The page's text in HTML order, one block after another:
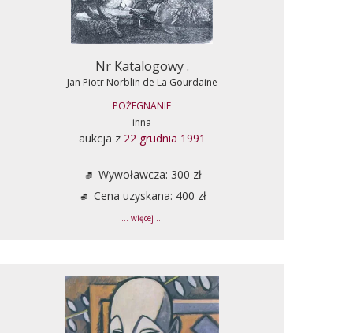
Nr Katalogowy .
Jan Piotr Norblin de La Gourdaine
POŻEGNANIE
inna
aukcja z 22 grudnia 1991
Wywoławcza: 300 zł
Cena uzyskana: 400 zł
... więcej ...